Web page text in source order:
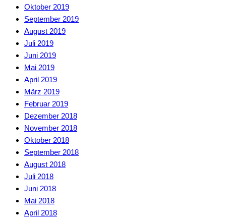
Oktober 2019
September 2019
August 2019
Juli 2019
Juni 2019
Mai 2019
April 2019
März 2019
Februar 2019
Dezember 2018
November 2018
Oktober 2018
September 2018
August 2018
Juli 2018
Juni 2018
Mai 2018
April 2018